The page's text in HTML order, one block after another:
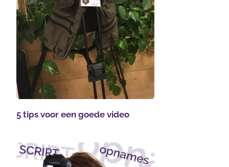
5 tips voor een goede video